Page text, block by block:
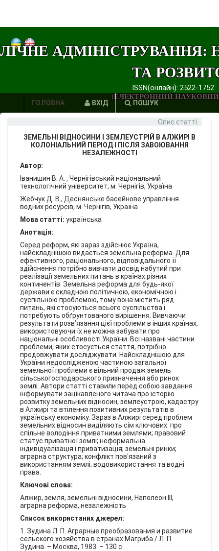
АДМІНІСТРУВАННЯ:
ТА
(ЕЛЕКТРОННИЙ
ISSN(онлайн): 2522-1752
ГОЛОВНА
ВИМОГИ
ЕТИКА
ПУБЛІКАЦІЙ
ПОСИЛАННЯ
КОНТАКТИ
ВХІД ПОШУК
Опис статті
ЗЕМЕЛЬНІ ВІДНОСИНИ І ЗЕМЛЕУСТРІЙ В АЛЖИРІ В
КОЛОНІАЛЬНИЙ ПЕРІОД І ПІСЛЯ ЗАВОЮВАННЯ
НЕЗАЛЕЖНОСТІ
Автор:
Іванишин В. А. , Чернігівський національний
технологічний університет, м. Чернігів, Україна
Жебчук Д. В., Деснянське басейнове управління
водних ресурсів, м. Чернігів, Україна
Мова статті: українська
Анотація:
Серед реформ, які зараз здійснює Україна,
найскладнішою видається земельна реформа. Для
ефективного, раціонального, відповідального її
здійснення потрібно вивчати досвід набутий при
реалізації земельних питань в країнах різних
континентів. Земельна реформа для будь-якої
держави є складною політичною, економічною і
суспільною проблемою, тому вона містить ряд
питань, які стосуються всього суспільства і
потребують обґрунтованого вирішення. Вивчаючи
результати розв’язання цієї проблеми в інших країнах,
використовуючи їх не можна забувати про
національні особливості України. Всі названі частини
проблеми, яких стосується стаття, потрібно
продовжувати досліджувати. Найскладнішою для
України недослідженою частиною загальної
земельної проблеми є вільний продаж земель
сільськогосподарського призначення або ринок
землі. Автори статті ставили перед собою завдання
інформувати зацікавленого читача про історію
розвитку земельних відносин, землеустрою, кадастру
в Алжирі та втілення позитивних результатів в
українську економіку. Зараз в Алжирі серед проблем
земельних відносин виділяють сім ключових: про
спільне володіння приватними землями; правовий
статус приватної землі; неформальна
індивідуалізація і приватизація; земельні ринки;
аграрна структура; конфлікт пов'язаний з
використанням землі; водовикористання та водні
права.
Ключові слова:
Алжир, земля, земельні відносини, Наполеон III,
аграрна реформа, незалежність
Список використаних джерел:
1. Зудина Л. П. Аграрные преобразования и развитие
сельского хозяйства в странах Магриба / Л. П.
Зудина. – Москва, 1983. – 130 с.